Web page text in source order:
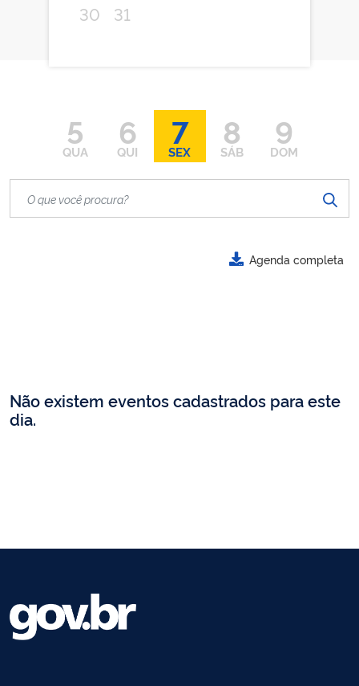
30
31
5
QUA
6
QUI
7
SEX
8
SÁB
9
DOM
Agenda completa
Não existem eventos cadastrados para este
dia.